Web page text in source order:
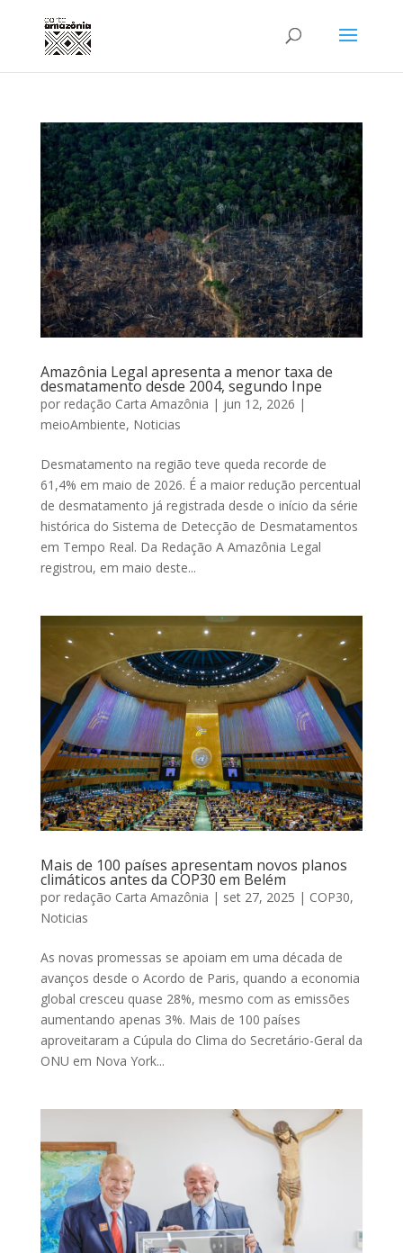
Amazônia Legal apresenta a menor taxa de
desmatamento desde 2004, segundo Inpe
por redação Carta Amazônia | jun 12, 2026 |
meioAmbiente, Noticias
Desmatamento na região teve queda recorde de
61,4% em maio de 2026. É a maior redução percentual
de desmatamento já registrada desde o início da série
histórica do Sistema de Detecção de Desmatamentos
em Tempo Real. Da Redação A Amazônia Legal
registrou, em maio deste...
Mais de 100 países apresentam novos planos
climáticos antes da COP30 em Belém
por redação Carta Amazônia | set 27, 2025 | COP30,
Noticias
As novas promessas se apoiam em uma década de
avanços desde o Acordo de Paris, quando a economia
global cresceu quase 28%, mesmo com as emissões
aumentando apenas 3%. Mais de 100 países
aproveitaram a Cúpula do Clima do Secretário-Geral da
ONU em Nova York...